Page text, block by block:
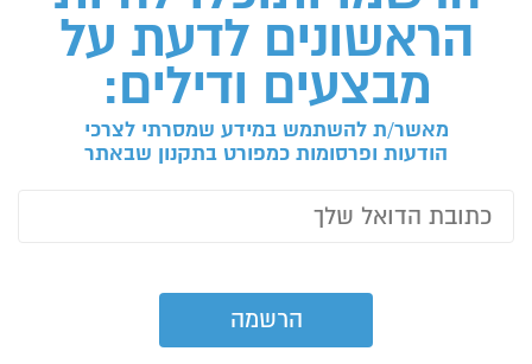
הראשונים לדעת על
מבצעים ודילים:
מאשר/ת להשתמש במידע שמסרתי לצרכי
הודעות ופרסומות כמפורט בתקנון שבאתר